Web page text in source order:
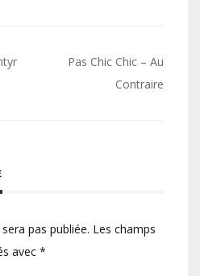
Pas Chic Chic – Au
Contraire
pas publiée. Les champs
avec *